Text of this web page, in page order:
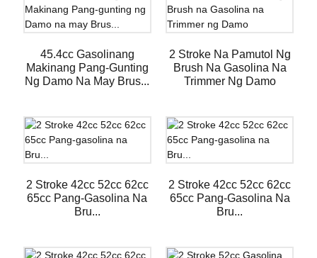
45.4cc Gasolinang
Makinang Pang-Gunting
Ng Damo Na May Brus...
2 Stroke Na Pamutol Ng
Brush Na Gasolina Na
Trimmer Ng Damo
2 Stroke 42cc 52cc 62cc
65cc Pang-Gasolina Na
Bru...
2 Stroke 42cc 52cc 62cc
65cc Pang-Gasolina Na
Bru...